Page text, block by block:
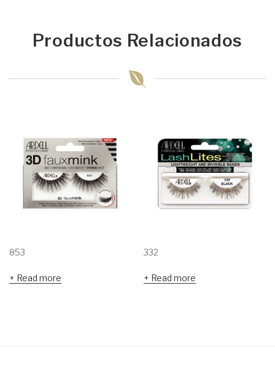
Productos Relacionados
853
Read more
332
Read more